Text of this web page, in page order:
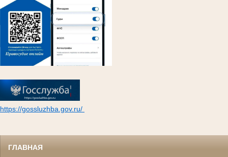
https://gossluzhba.gov.ru/
ГЛАВНАЯ